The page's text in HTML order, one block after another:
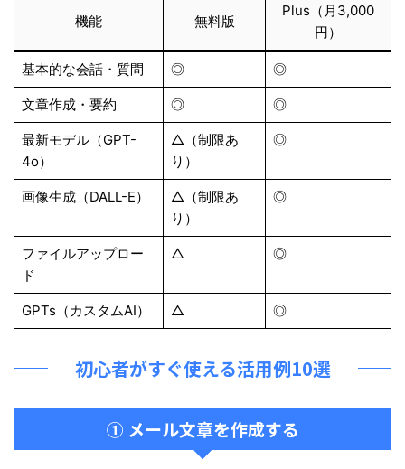
機能 無料版
Plus（月3,000
円）
基本的な会話・質問 ◎ ◎
文章作成・要約 ◎ ◎
最新モデル（GPT-
4o）
△（制限あ
り）
◎
画像生成（DALL-E）
△（制限あ
り）
◎
ファイルアップロー
ド
△ ◎
GPTs（カスタムAI） △ ◎
初心者がすぐ使える活用例10選
① メール文章を作成する